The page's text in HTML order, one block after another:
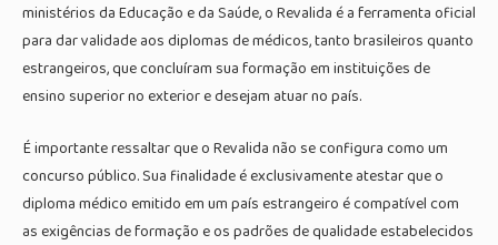
ministérios da Educação e da Saúde, o Revalida é a ferramenta oficial
para dar validade aos diplomas de médicos, tanto brasileiros quanto
estrangeiros, que concluíram sua formação em instituições de
ensino superior no exterior e desejam atuar no país.
É importante ressaltar que o Revalida não se configura como um
concurso público. Sua finalidade é exclusivamente atestar que o
diploma médico emitido em um país estrangeiro é compatível com
as exigências de formação e os padrões de qualidade estabelecidos